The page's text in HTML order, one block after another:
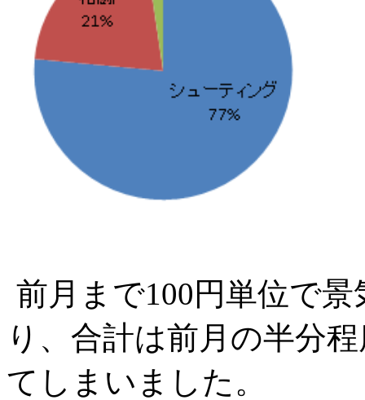
前月まで100円単位で
り、合計は前月の半分
てしまいました。